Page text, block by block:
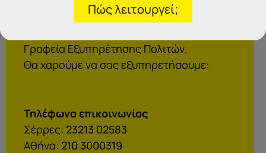
Γραφεία Εξυπηρέτησης Πολιτών.
Θα χαρούμε να σας εξυπηρετήσουμε:
Τηλέφωνα επικοινωνίας
Σέρρες: 23213 02583
Αθήνα: 210 3000319
Πώς λειτουργεί;